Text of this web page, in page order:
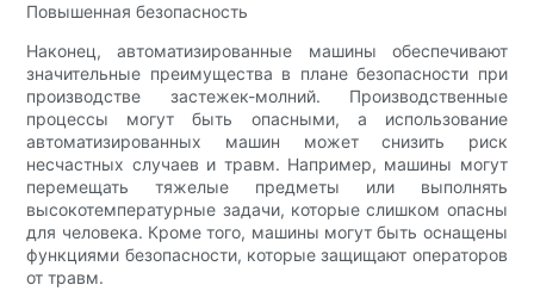
Повышенная безопасность
Наконец, автоматизированные машины обеспечивают
значительные преимущества в плане безопасности при
производстве застежек-молний. Производственные
процессы могут быть опасными, а использование
автоматизированных машин может снизить риск
несчастных случаев и травм. Например, машины могут
перемещать тяжелые предметы или выполнять
высокотемпературные задачи, которые слишком опасны
для человека. Кроме того, машины могут быть оснащены
функциями безопасности, которые защищают операторов
от травм.